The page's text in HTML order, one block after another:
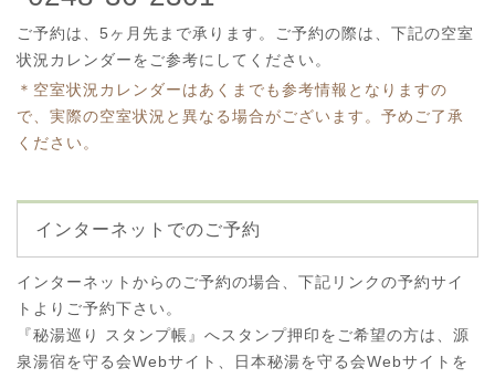
ご予約は、5ヶ月先まで承ります。ご予約の際は、下記の空室
状況カレンダーをご参考にしてください。
＊空室状況カレンダーはあくまでも参考情報となりますの
で、実際の空室状況と異なる場合がございます。予めご了承
ください。
インターネットでのご予約
インターネットからのご予約の場合、下記リンクの予約サイ
トよりご予約下さい。
『秘湯巡り スタンプ帳』へスタンプ押印をご希望の方は、源
泉湯宿を守る会Webサイト、日本秘湯を守る会Webサイトを